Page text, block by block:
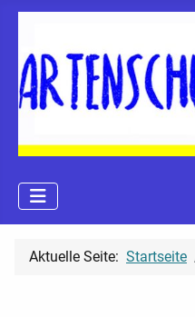
Aktuelle Seite: Startseite